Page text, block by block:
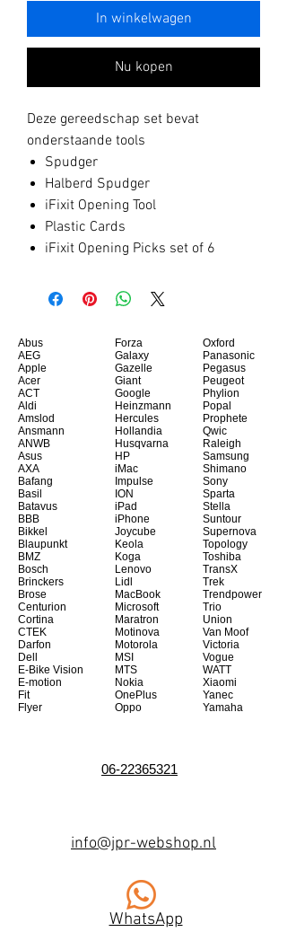
In winkelwagen
Nu kopen
Deze gereedschap set bevat
onderstaande tools
Spudger
Halberd Spudger
iFixit Opening Tool
Plastic Cards
iFixit Opening Picks set of 6
Abus
AEG
Apple
Acer
ACT
Aldi
Amslod
Ansmann
ANWB
Asus
AXA
Bafang
Basil
Batavus
BBB
Bikkel
Blaupunkt
BMZ
Bosch
Brinckers
Brose
Centurion
Cortina
CTEK
Darfon
Dell
E-Bike Vision
E-motion
Fit
Flyer
Forza
Galaxy
Gazelle
Giant
Google
Heinzmann
Hercules
Hollandia
Husqvarna
HP
iMac
Impulse
ION
iPad
iPhone
Joycube
Keola
Koga
Lenovo
Lidl
MacBook
Microsoft
Maratron
Motinova
Motorola
MSI
MTS
Nokia
OnePlus
Oppo
Oxford
Panasonic
Pegasus
Peugeot
Phylion
Popal
Prophete
Qwic
Raleigh
Samsung
Shimano
Sony
Sparta
Stella
Suntour
Supernova
Topology
Toshiba
TransX
Trek
Trendpower
Trio
Union
Van Moof
Victoria
Vogue
WATT
Xiaomi
Yanec
Yamaha
06-22365321
info@jpr-webshop.nl
WhatsApp